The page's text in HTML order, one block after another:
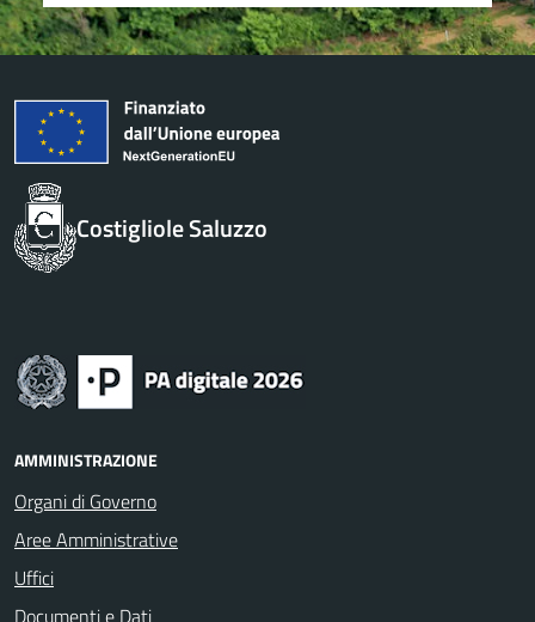
Costigliole Saluzzo
AMMINISTRAZIONE
Organi di Governo
Aree Amministrative
Uffici
Documenti e Dati